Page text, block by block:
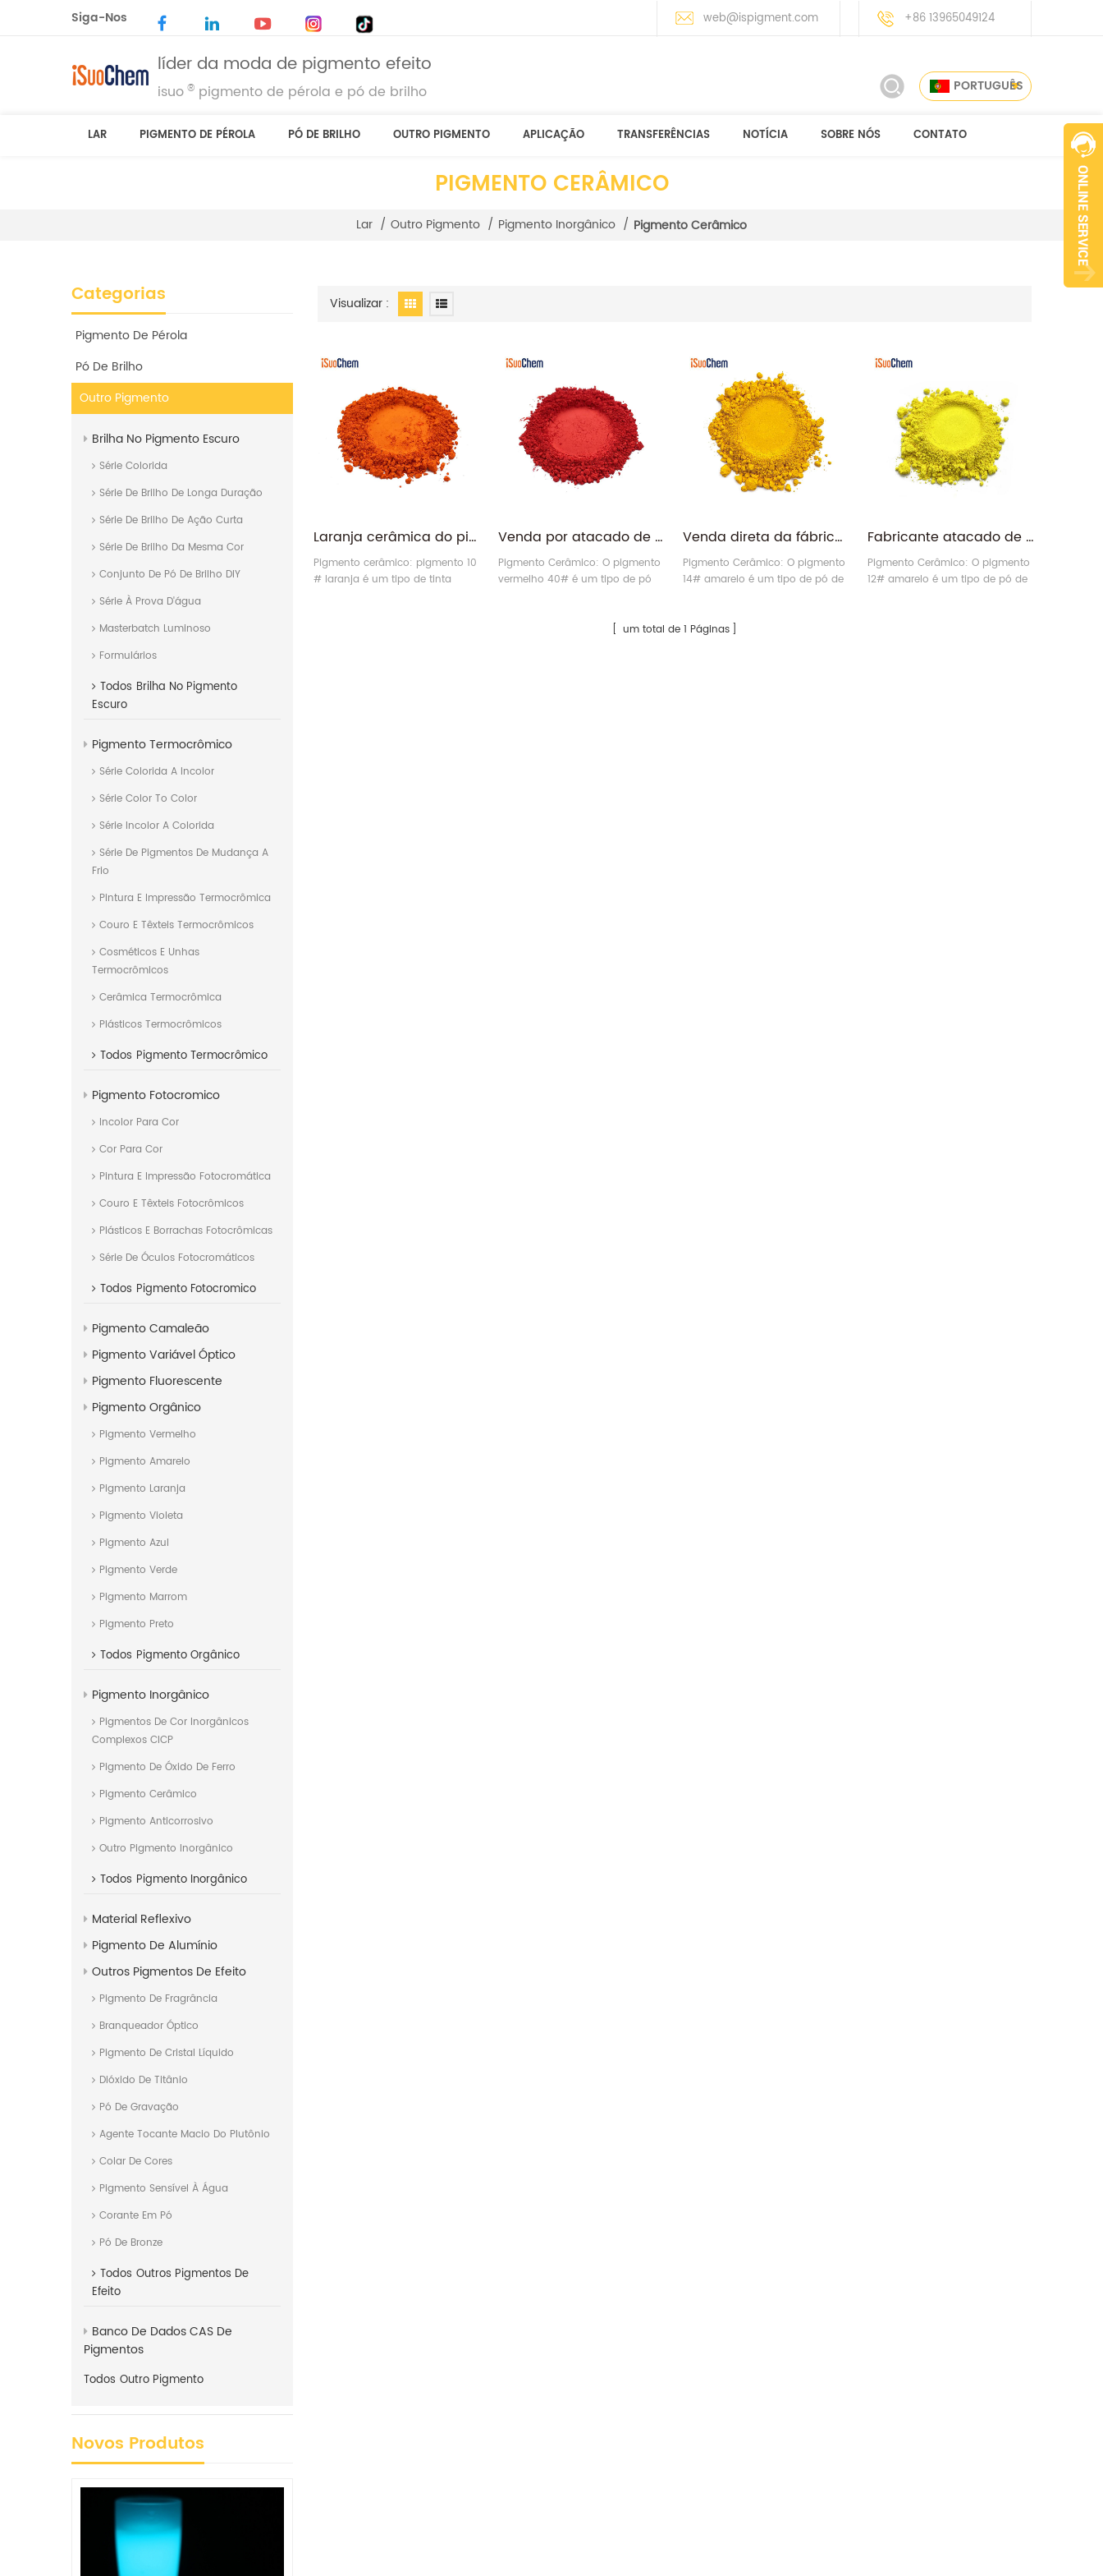
Siga-Nos web@ispigment.com +86 13965049124
líder da moda de pigmento efeito
isuo ® pigmento de pérola e pó de brilho PORTUGUÊS
LAR PIGMENTO DE PÉROLA PÓ DE BRILHO OUTRO PIGMENTO APLICAÇÃO TRANSFERÊNCIAS NOTÍCIA SOBRE NÓS CONTATO
PIGMENTO CERÂMICO
Lar / Outro Pigmento / Pigmento Inorgânico / Pigmento Cerâmico
Categorias
Pigmento De Pérola
Pó De Brilho
Outro Pigmento
Brilha No Pigmento Escuro
Série Colorida
Série De Brilho De Longa Duração
Série De Brilho De Ação Curta
Série De Brilho Da Mesma Cor
Conjunto De Pó De Brilho DIY
Série À Prova D'água
Masterbatch Luminoso
Formulários
Todos Brilha No Pigmento
Escuro
Pigmento Termocrômico
Série Colorida A Incolor
Série Color To Color
Série Incolor A Colorida
Série De Pigmentos De Mudança A
Frio
Pintura E Impressão Termocrômica
Couro E Têxteis Termocrômicos
Cosméticos E Unhas
Termocrômicos
Cerâmica Termocrômica
Plásticos Termocrômicos
Todos Pigmento Termocrômico
Pigmento Fotocromico
Incolor Para Cor
Cor Para Cor
Pintura E Impressão Fotocromática
Couro E Têxteis Fotocrômicos
Plásticos E Borrachas Fotocrômicas
Série De Óculos Fotocromáticos
Todos Pigmento Fotocromico
Pigmento Camaleão
Pigmento Variável Óptico
Pigmento Fluorescente
Pigmento Orgânico
Pigmento Vermelho
Pigmento Amarelo
Pigmento Laranja
Pigmento Violeta
Pigmento Azul
Pigmento Verde
Pigmento Marrom
Pigmento Preto
Todos Pigmento Orgânico
Pigmento Inorgânico
Pigmentos De Cor Inorgânicos
Complexos CICP
Pigmento De Óxido De Ferro
Pigmento Cerâmico
Pigmento Anticorrosivo
Outro Pigmento Inorgânico
Todos Pigmento Inorgânico
Material Reflexivo
Pigmento De Alumínio
Outros Pigmentos De Efeito
Pigmento De Fragrância
Branqueador Óptico
Pigmento De Cristal Líquido
Dióxido De Titânio
Pó De Gravação
Agente Tocante Macio Do Plutônio
Colar De Cores
Pigmento Sensível À Água
Corante Em Pó
Pó De Bronze
Todos Outros Pigmentos De
Efeito
Banco De Dados CAS De
Pigmentos
Todos Outro Pigmento
Novos Produtos
Visualizar :
Laranja cerâmica do pigmento cerâmico do esmalte da porcelana da cerâmica da cor sem chumbo
Pigmento cerâmico: pigmento 10
# laranja é um tipo de tinta
Venda por atacado de manchas vermelhas de pigmento cerâmico de cerâmica inorgânica resistente ao calor
Pigmento Cerâmico: O pigmento
vermelho 40# é um tipo de pó
Venda direta da fábrica esmaltes inorgânicos corante em pó pigmento cerâmico amarelo
Pigmento Cerâmico: O pigmento
14# amarelo é um tipo de pó de
Fabricante atacado de pigmento cerâmico de porcelana inorgânica iSuoChem amarelo
Pigmento Cerâmico: O pigmento
12# amarelo é um tipo de pó de
um total de 1 Páginas